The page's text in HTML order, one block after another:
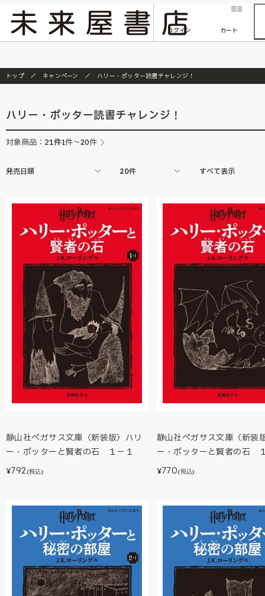
『ONE PIECE magazine 021 ONE PIECEカード付き同梱版』発売延期のご案内
ログイン
0
カート
トップ キャンペーン ハリー・ポッター読書チャレンジ！
ハリー・ポッター読書チャレンジ！
対象商品： 21件1件～20件
発売日順 20件 すべて表示
静山社ペガサス文庫〈新装版〉ハリ
ー・ポッターと賢者の石 １－１
¥792(税込)
静山社ペガサス文庫〈新装
ー・ポッターと賢者の石
¥770(税込)